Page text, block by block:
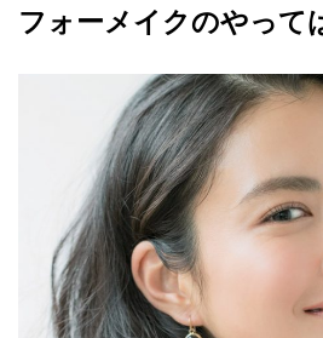
フォーメイクのやって